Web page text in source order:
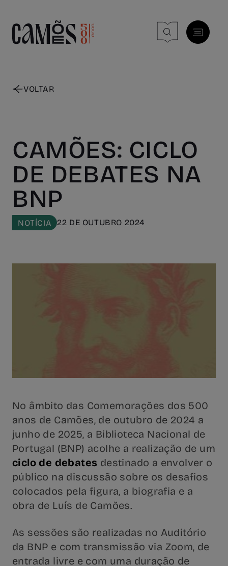
VOLTAR
CAMÕES: CICLO
DE DEBATES NA
BNP
NOTÍCIA 22 DE OUTUBRO 2024
No âmbito das Comemorações dos 500
anos de Camões, de outubro de 2024 a
junho de 2025, a Biblioteca Nacional de
Portugal (BNP) acolhe a realização de um
ciclo de debates destinado a envolver o
público na discussão sobre os desafios
colocados pela figura, a biografia e a
obra de Luís de Camões.
As sessões são realizadas no Auditório
da BNP e com transmissão via Zoom, de
entrada livre e com uma duração de